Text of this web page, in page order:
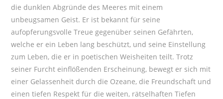
die dunklen Abgründe des Meeres mit einem
unbeugsamen Geist. Er ist bekannt für seine
aufopferungsvolle Treue gegenüber seinen Gefährten,
welche er ein Leben lang beschützt, und seine Einstellung
zum Leben, die er in poetischen Weisheiten teilt. Trotz
seiner Furcht einflößenden Erscheinung, bewegt er sich mit
einer Gelassenheit durch die Ozeane, die Freundschaft und
einen tiefen Respekt für die weiten, rätselhaften Tiefen